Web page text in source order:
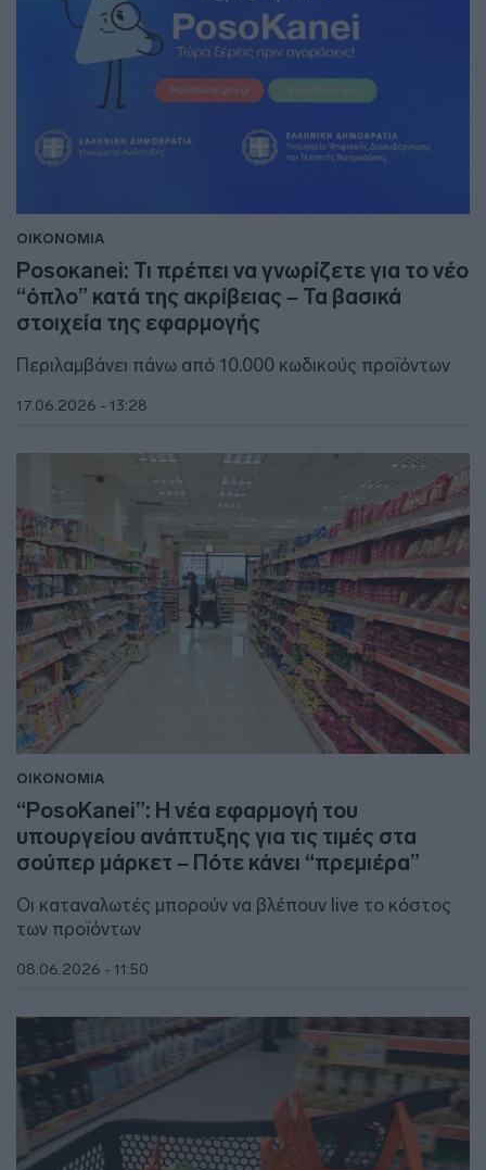
ΟΙΚΟΝΟΜΙΑ
Posoκanei: Τι πρέπει να γνωρίζετε για το νέο
“όπλο” κατά της ακρίβειας – Τα βασικά
στοιχεία της εφαρμογής
Περιλαμβάνει πάνω από 10.000 κωδικούς προϊόντων
17.06.2026 - 13:28
ΟΙΚΟΝΟΜΙΑ
“PosoKanei”: Η νέα εφαρμογή του
υπουργείου ανάπτυξης για τις τιμές στα
σούπερ μάρκετ – Πότε κάνει “πρεμιέρα”
Οι καταναλωτές μπορούν να βλέπουν live το κόστος
των προϊόντων
08.06.2026 - 11:50